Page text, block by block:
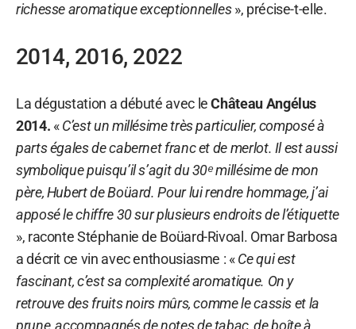
richesse aromatique exceptionnelles», précise-t-elle.
2014, 2016, 2022
La dégustation a débuté avec leChâteau Angélus
2014. «C’est un millésime très particulier, composé à
parts égales de cabernet franc et de merlot. Il est aussi
symbolique puisqu’il s’agit du 30ᵉ millésime de mon
père, Hubert de Boüard. Pour lui rendre hommage, j’ai
apposé le chiffre 30 sur plusieurs endroits de l’étiquette
», raconte Stéphanie de Boüard-Rivoal. Omar Barbosa
a décrit ce vin avec enthousiasme : «Ce qui est
fascinant, c’est sa complexité aromatique. On y
retrouve des fruits noirs mûrs, comme le cassis et la